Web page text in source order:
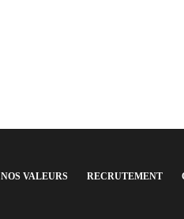
NOS VALEURS RECRUTEMENT